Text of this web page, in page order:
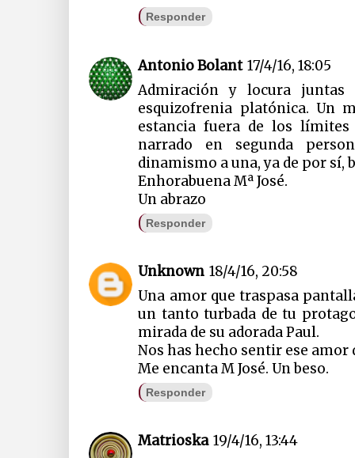
Responder
Antonio Bolant 17/4/16, 18:05
Admiración y locura
esquizofrenia platónica. Un
estancia fuera de los
narrado en segunda
dinamismo a una, ya de por
Enhorabuena Mª José.
Un abrazo
Responder
Unknown 18/4/16, 20:58
Una amor que traspasa
un tanto turbada de tu
mirada de su adorada Paul.
Nos has hecho sentir ese amor
Me encanta M José. Un beso.
Responder
Matrioska 19/4/16, 13:44